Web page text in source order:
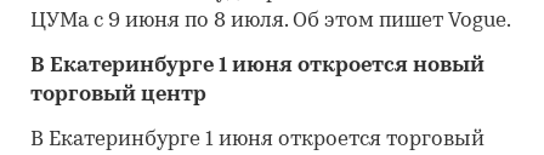
ЦУМа с 9 июня по 8 июля. Об этом пишет Vogue.
В Екатеринбурге 1 июня откроется новый
торговый центр
В Екатеринбурге 1 июня откроется торговый